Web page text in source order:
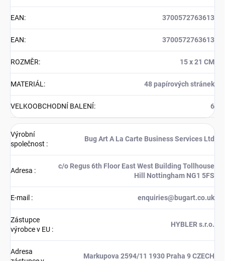
EAN: 3700572763613
EAN: 3700572763613
ROZMĚR: 15 x 21 CM
MATERIÁL : 48 papírových stránek
VELKOOBCHODNÍ BALENÍ: 6
Výrobní
společnost :
Bug Art A La Carte Business Services Ltd
Adresa :
c/o Regus 6th Floor East West Building Tollhouse
Hill Nottingham NG1 5FS
E-mail : enquiries@bugart.co.uk
Zástupce
výrobce v EU :
HYBLER s.r.o.
Adresa
Markupova 2594/11 1930 Praha 9 CZECH